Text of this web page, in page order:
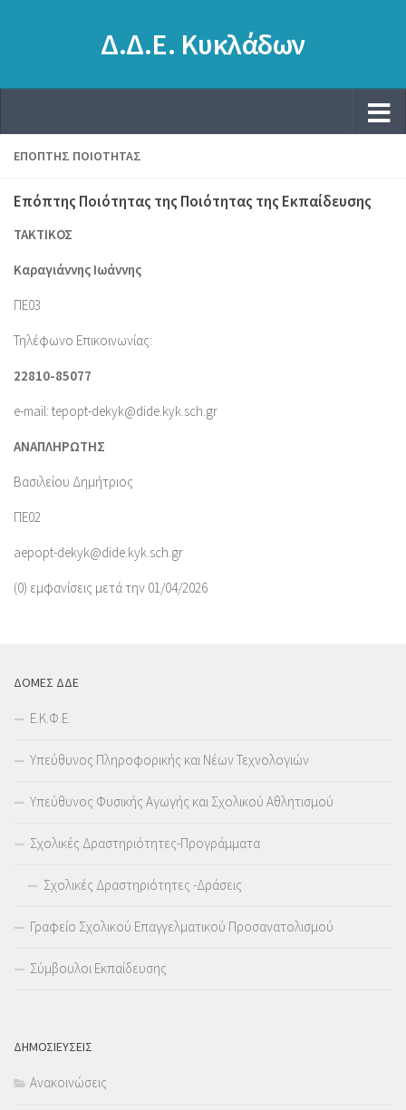
Δ.Δ.Ε. Κυκλάδων
ΕΠΌΠΤΗΣ ΠΟΙΌΤΗΤΑΣ
Επόπτης Ποιότητας της Ποιότητας της Εκπαίδευσης
ΤΑΚΤΙΚΟΣ
Καραγιάννης Ιωάννης
ΠΕ03
Τηλέφωνο Επικοινωνίας:
22810-85077
e-mail: tepopt-dekyk@dide.kyk.sch.gr
ΑΝΑΠΛΗΡΩΤΗΣ
Βασιλείου Δημήτριος
ΠΕ02
aepopt-dekyk@dide.kyk.sch.gr
(0) εμφανίσεις μετά την 01/04/2026
ΔΟΜΕΣ ΔΔΕ
Ε.Κ.Φ.Ε.
Υπεύθυνος Πληροφορικής και Νέων Τεχνολογιών
Υπεύθυνος Φυσικής Αγωγής και Σχολικού Αθλητισμού
Σχολικές Δραστηριότητες-Προγράμματα
Σχολικές Δραστηριότητες -Δράσεις
Γραφείο Σχολικού Επαγγελματικού Προσανατολισμού
Σύμβουλοι Εκπαίδευσης
ΔΗΜΟΣΙΕΥΣΕΙΣ
Ανακοινώσεις